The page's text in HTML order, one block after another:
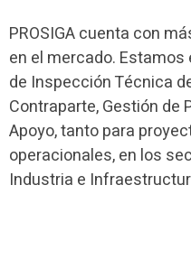
PROSIGA cuenta con
en el mercado.
de Inspección Técnica
Contraparte, Gestión de
Apoyo, tanto para
operacionales, en los
Industria e